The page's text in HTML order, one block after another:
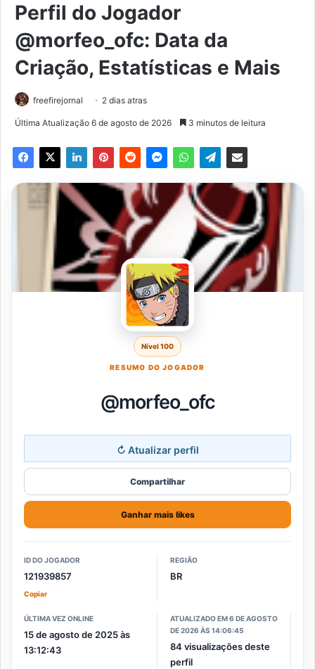
Perfil do Jogador
@morfeo_ofcㅤ: Data da
Criação, Estatísticas e Mais
freefirejornal 2 dias atras
Última Atualização 6 de agosto de 2026 3 minutos de leitura
Nível 100
RESUMO DO JOGADOR
@morfeo_ofcㅤ
↻ Atualizar perfil
Compartilhar
Ganhar mais likes
ID DO JOGADOR
121939857
Copiar
REGIÃO
BR
ÚLTIMA VEZ ONLINE
15 de agosto de 2025 às
13:12:43
ATUALIZADO EM 6 DE AGOSTO
DE 2026 ÀS 14:06:45
84 visualizações deste
perfil